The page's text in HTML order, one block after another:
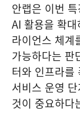
안랩은 이번
AI 활용을 확
라이언스 체계
가능하다는 판
터와 인프라를
서비스 운영
것이 중요하다